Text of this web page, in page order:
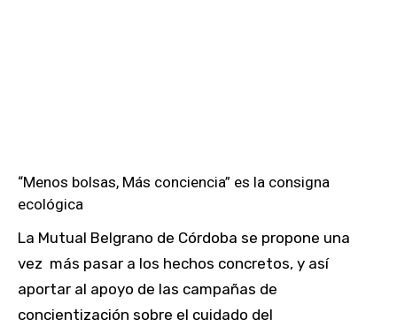
“Menos bolsas, Más conciencia” es la consigna
ecológica
La Mutual Belgrano de Córdoba se propone una
vez más pasar a los hechos concretos, y así
aportar al apoyo de las campañas de
concientización sobre el cuidado del